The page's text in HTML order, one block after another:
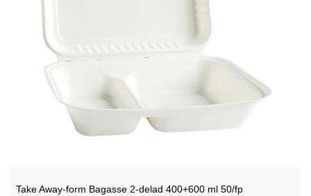
Take Away-form Bagasse 2-delad 400+600 ml 50/fp